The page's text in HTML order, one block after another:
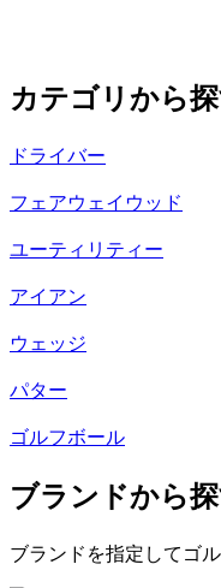
カテゴリから
ドライバー
フェアウェイウッド
ユーティリティー
アイアン
ウェッジ
パター
ゴルフボール
ブランドから
ブランドを指定してゴ